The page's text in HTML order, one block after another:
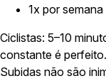
1x por
Ciclistas: 5–10
constante é perfeito.
Subidas não são